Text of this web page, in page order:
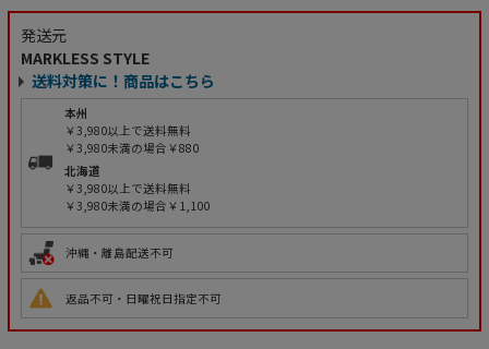
発送元
MARKLESS STYLE
送料対策に！商品はこちら
本州
￥3,980以上で送料無料
￥3,980未満の場合￥880
北海道
￥3,980以上で送料無料
￥3,980未満の場合￥1,100
沖縄・離島配送不可
返品不可・日曜祝日指定不可